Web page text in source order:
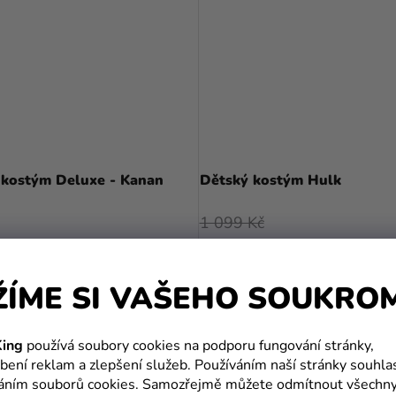
SI VAŠEHO
používá soubory cookies na podporu fungování stránky,
reklam a zlepšení služeb. Používáním naší stránky
souborů cookies. Samozřejmě můžete odmítnout
kostým Deluxe - Kanan
DETAIL
Dětský kostým Hulk
1 099 Kč
DETAIL
TIP